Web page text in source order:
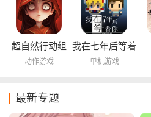
超自然行动组
动作游戏
我在七年后等着
你
单机游戏
最新专题